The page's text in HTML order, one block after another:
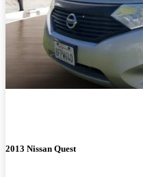
2013 Nissan Quest